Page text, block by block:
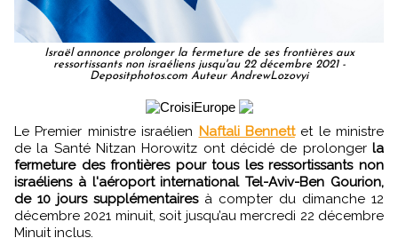
Israël annonce prolonger la fermeture de ses frontières aux
ressortissants non israéliens jusqu'au 22 décembre 2021 -
Depositphotos.com Auteur AndrewLozovyi
Le Premier ministre israélien Naftali Bennettet le ministre
de la Santé Nitzan Horowitz ont décidé de prolonger la
fermeture des frontières pour tous les ressortissants non
israéliens à l'aéroport international Tel-Aviv-Ben Gourion,
de 10 jours supplémentairesà compter du dimanche 12
décembre 2021 minuit, soit jusqu’au mercredi 22 décembre
Minuit inclus.